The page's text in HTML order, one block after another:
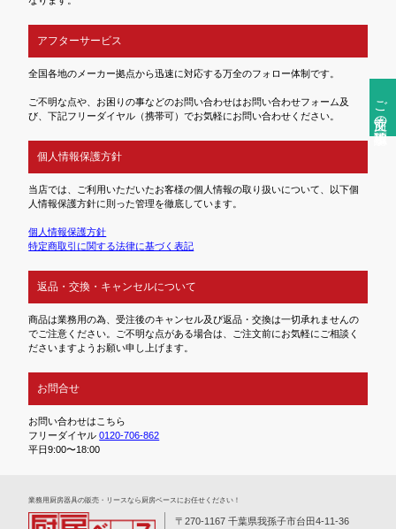
ご注文前の確認事項
アフターサービス
全国各地のメーカー拠点から迅速に対応する万全のフォロー体制です。
ご不明な点や、お困りの事などのお問い合わせはお問い合わせフォーム及
び、下記フリーダイヤル（携帯可）でお気軽にお問い合わせください。
個人情報保護方針
当店では、ご利用いただいたお客様の個人情報の取り扱いについて、以下個
人情報保護方針に則った管理を徹底しています。
個人情報保護方針
特定商取引に関する法律に基づく表記
返品・交換・キャンセルについて
商品は業務用の為、受注後のキャンセル及び返品・交換は一切承れませんの
でご注意ください。ご不明な点がある場合は、ご注文前にお気軽にご相談く
ださいますようお願い申し上げます。
お問合せ
お問い合わせはこちら
フリーダイヤル0120-706-862
平日9:00〜18:00
業務⽤厨房器具の販売・リースなら厨房ベースにお任せください！
〒270-1167 千葉県我孫子市台田4-11-36